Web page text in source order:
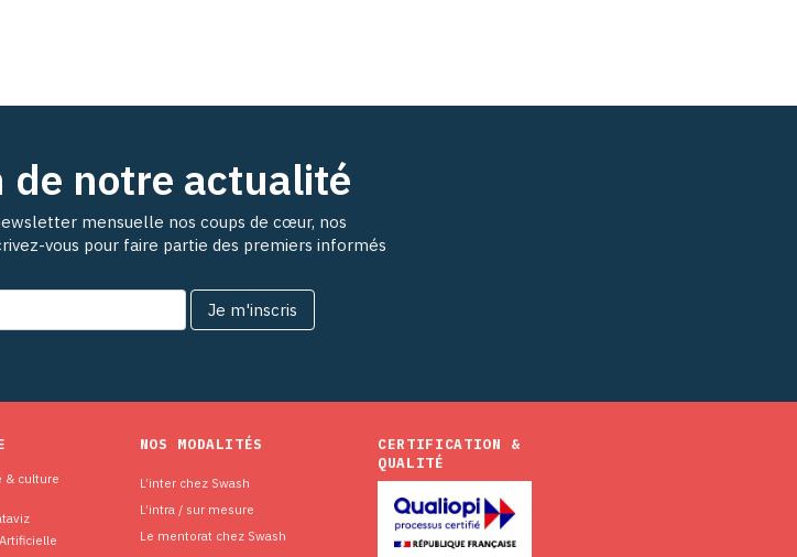
de notre actualité
mensuelle nos coups de cœur, nos
vous pour faire partie des premiers informés
& culture
NOS MODALITÉS
L’inter chez Swash
L’intra / sur mesure
Le mentorat chez Swash
CERTIFICATION &
QUALITÉ